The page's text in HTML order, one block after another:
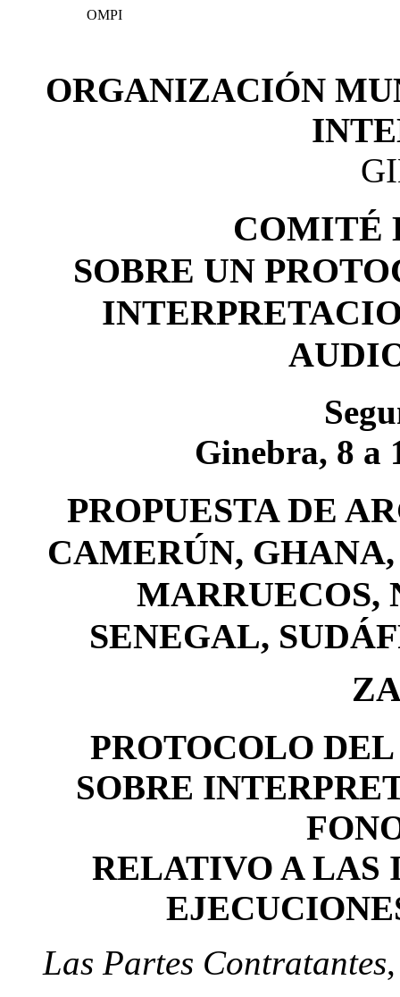
OMPI
ORGANIZACIÓN
COMITÉ
SOBRE UN
Ginebra, 8 a
PROPUESTA DE
CAMERÚN,
SENEGAL,
PROTOCOLO
SOBRE
RELATIVO A LAS
Las Partes Contratantes,